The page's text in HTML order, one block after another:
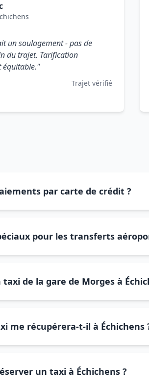
un soulagement - pas de
du trajet. Tarification
équitable."
Trajet vérifié
par carte de crédit ?
pour les transferts
de la gare de Morges à
me récupérera-t-il à Échichens
un taxi à Échichens ?